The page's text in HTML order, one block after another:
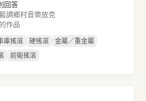
回答
調鄉村音樂放克
作品
庫搖滾 硬搖滾
金屬／重金屬
前衛搖滾